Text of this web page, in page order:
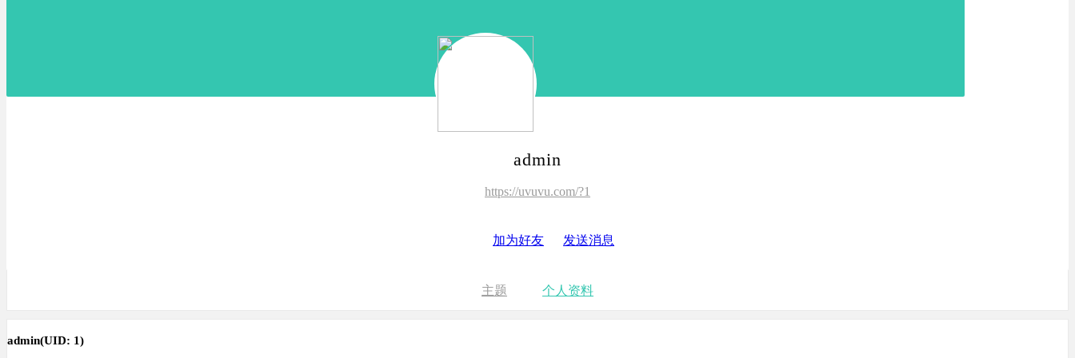
admin
https://uvuvu.com/?1
加为好友 发送消息
主题 个人资料
admin(UID: 1)